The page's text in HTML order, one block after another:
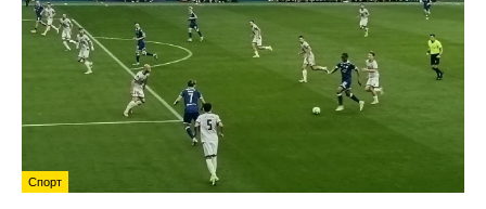
Спорт